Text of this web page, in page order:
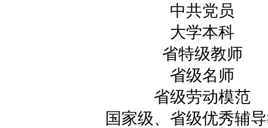
中共党员
大学本科
省特级教师
省级名师
省级劳动模范
国家级、省级优秀辅